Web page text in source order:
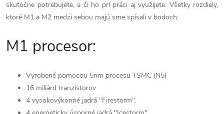
skutočne potrebujete, a či ho pri práci aj využijete. Všetky rozdiely,
ktoré M1 a M2 medzi sebou majú sme spísali v bodoch:
M1 procesor:
Vyrobené pomocou 5nm procesu TSMC (N5)
16 miliárd tranzistorov
4 vysokovýkonné jadrá "Firestorm".